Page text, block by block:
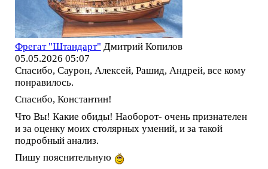
Фрегат "Штандарт" Дмитрий Копилов
05.05.2026 05:07
Спасибо, Саурон, Алексей, Рашид, Андрей, все кому
понравилось.
Спасибо, Константин!
Что Вы! Какие обиды! Наоборот- очень признателен
и за оценку моих столярных умений, и за такой
подробный анализ.
Пишу пояснительную